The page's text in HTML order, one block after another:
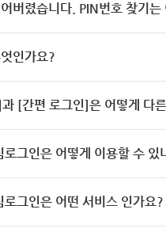
버렸습니다. PIN번호 찾기는
인가요?
[간편 로그인]은 어떻게 다
로그인은 어떻게 이용할 수 있
로그인은 어떤 서비스 인가요?